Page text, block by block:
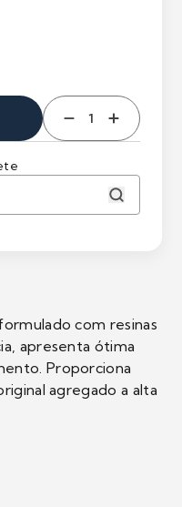
com resinas
apresenta ótima
Proporciona
agregado a alta